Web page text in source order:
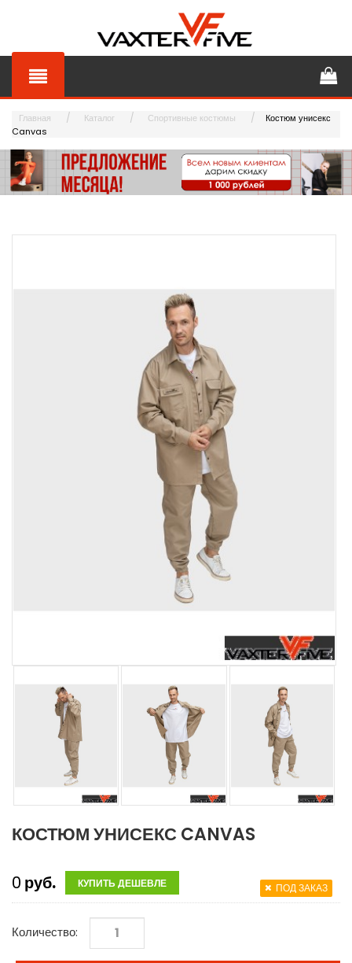
Главная Каталог Спортивные костюмы
Костюм унисекс
Canvas
КОСТЮМ УНИСЕКС CANVAS
0 руб. КУПИТЬ ДЕШЕВЛЕ ПОД ЗАКАЗ
Количество: